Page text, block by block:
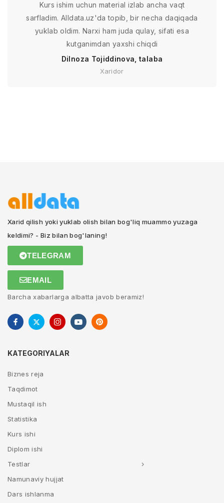
Kurs ishim uchun material izlab ancha vaqt
sarfladim. Alldata.uz'da topib, bir necha daqiqada
yuklab oldim. Narxi ham juda qulay, sifati esa
kutganimdan yaxshi chiqdi
Dilnoza Tojiddinova, talaba
Xaridor
Xarid qilish yoki yuklab olish bilan bog'liq muammo yuzaga
keldimi? - Biz bilan bog'laning!
TELEGRAM
EMAIL
Barcha xabarlarga albatta javob beramiz!
KATEGORIYALAR
Biznes reja
Taqdimot
Mustaqil ish
Statistika
Kurs ishi
Diplom ishi
Testlar
Namunaviy hujjat
Dars ishlanma